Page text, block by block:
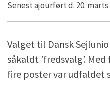
Senest ajourført d. 20. marts
Valget til Dansk
såkaldt ’fredsvalg’.
fire poster var udfaldet